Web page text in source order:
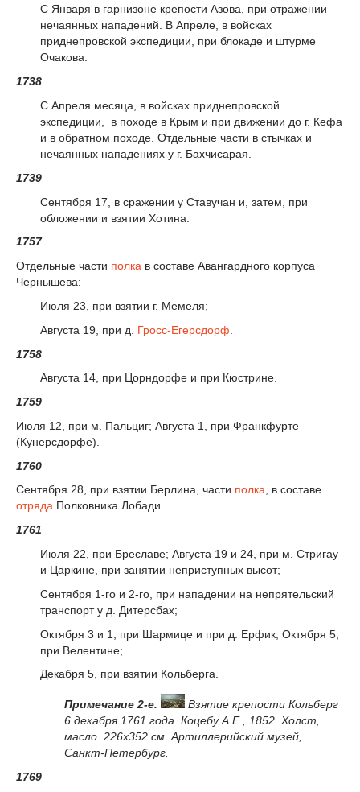
С Января в гарнизоне крепости Азова, при отражении
нечаянных нападений. В Апреле, в войсках
приднепровской экспедиции, при блокаде и штурме
Очакова.
1738
С Апреля месяца, в войсках приднепровской
экспедиции, в походе в Крым и при движении до г. Кефа
и в обратном походе. Отдельные части в стычках и
нечаянных нападениях у г. Бахчисарая.
1739
Сентября 17, в сражении у Ставучан и, затем, при
обложении и взятии Хотина.
1757
Отдельные части полка в составе Авангардного корпуса
Чернышева:
Июля 23, при взятии г. Мемеля;
Августа 19, при д. Гросс-Егерсдорф
1758
Августа 14, при Цорндорфе и при Кюстрине.
1759
Июля 12, при м. Пальциг; Августа 1, при Франкфурте
(Кунерсдорфе).
1760
Сентября 28, при взятии Берлина, части полка, в составе
отряда Полковника Лобади.
1761
Июля 22, при Бреславе; Августа 19 и 24, при м. Стригау
и Царкине, при занятии неприступных высот;
Сентября 1-го и 2-го, при нападении на непрятельский
транспорт у д. Дитерсбах;
Октября 3 и 1, при Шармице и при д. Ерфик; Октября 5,
при Велентине;
Декабря 5, при взятии Кольберга.
Примечание 2-е.
Взятие крепости Кольберг
6 декабря 1761 года. Коцебу А.Е., 1852. Холст,
масло. 226x352 см. Артиллерийский музей,
Санкт-Петербург.
1769